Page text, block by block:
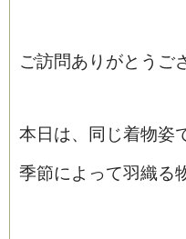
ご訪問ありがとうご
本日は、同じ着物姿
季節によって羽織る